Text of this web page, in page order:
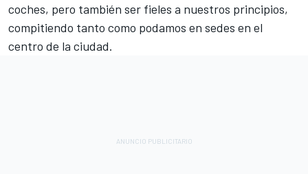
coches, pero también ser fieles a nuestros principios,
compitiendo tanto como podamos en sedes en el
centro de la ciudad.